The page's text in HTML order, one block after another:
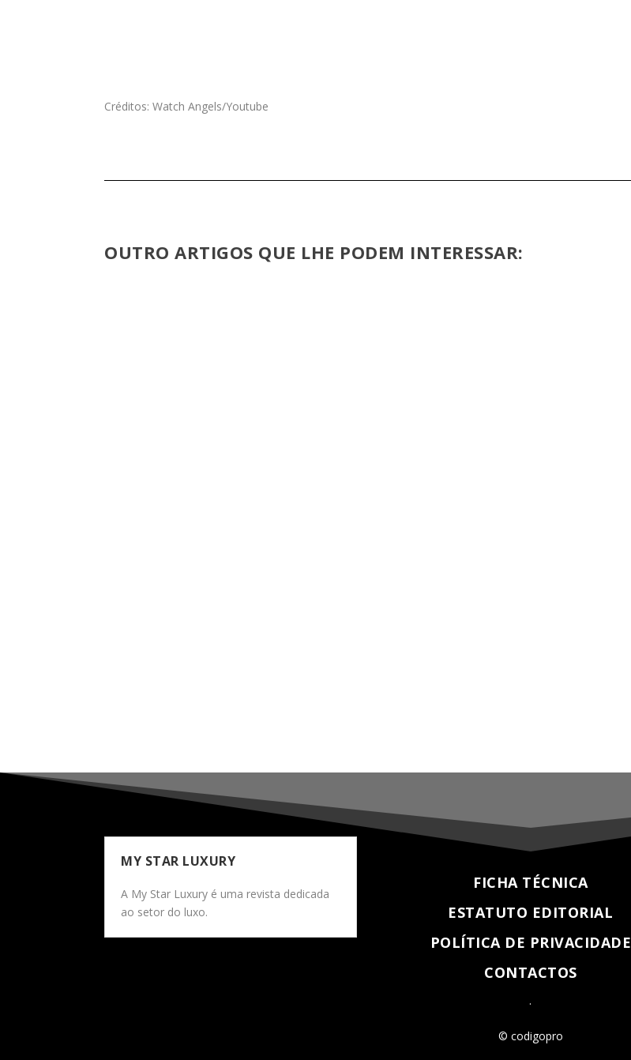
Créditos: Watch Angels/Youtube
OUTRO ARTIGOS QUE LHE PODEM INTERESSAR:
MY STAR LUXURY
A My Star Luxury é uma revista dedicada
ao setor do luxo.
FICHA TÉCNICA
ESTATUTO EDITORIAL
POLÍTICA DE PRIVACIDADE
CONTACTOS
.
© codigopro